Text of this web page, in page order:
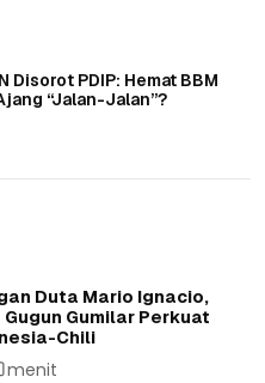
Disorot PDIP: Hemat BBM
“Jalan-Jalan”?
Duta Mario Ignacio,
Gumilar Perkuat
Chili
menit